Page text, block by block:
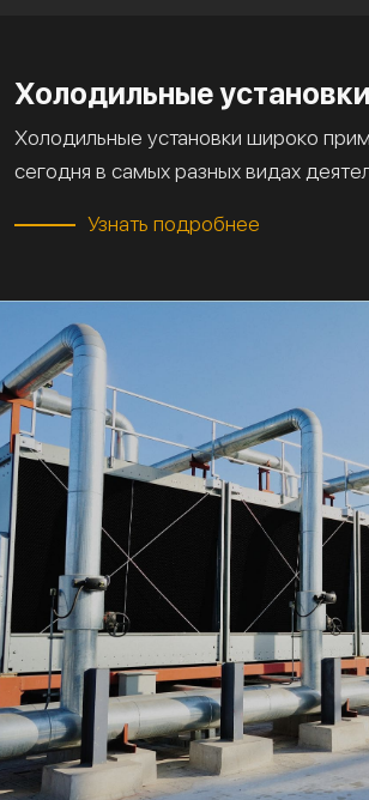
Холодильные установки
Холодильные установки широко
сегодня в самых разных видах
Узнать подробнее